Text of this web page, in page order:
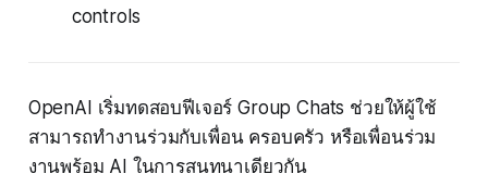
controls
OpenAI เริ่มทดสอบฟีเจอร์ Group Chats ช่วยให้ผู้ใช้
สามารถทำงานร่วมกับเพื่อน ครอบครัว หรือเพื่อนร่วม
งานพร้อม AI ในการสนทนาเดียวกัน